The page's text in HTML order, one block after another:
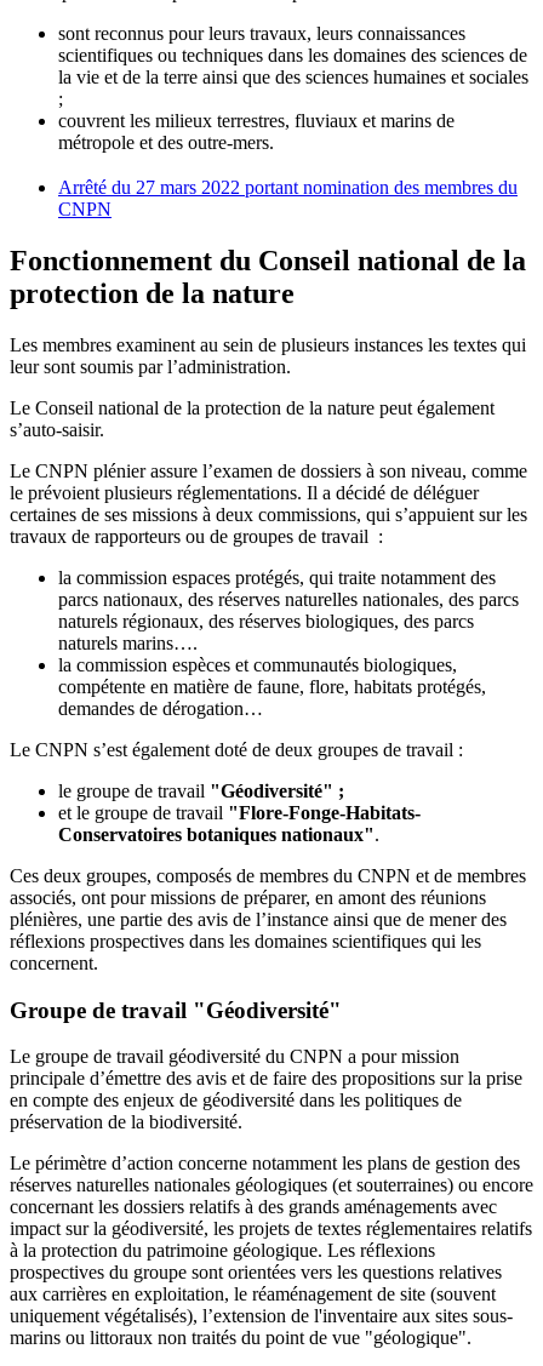
sont reconnus pour leurs travaux, leurs connaissances
scientifiques ou techniques dans les domaines des sciences de
la vie et de la terre ainsi que des sciences humaines et sociales
;
couvrent les milieux terrestres, fluviaux et marins de
métropole et des outre-mers.
Arrêté du 27 mars 2022 portant nomination des membres du
CNPN
Fonctionnement du Conseil national de la
protection de la nature
Les membres examinent au sein de plusieurs instances les textes qui
leur sont soumis par l’administration.
Le Conseil national de la protection de la nature peut également
s’auto-saisir.
Le CNPN plénier assure l’examen de dossiers à son niveau, comme
le prévoient plusieurs réglementations. Il a décidé de déléguer
certaines de ses missions à deux commissions, qui s’appuient sur les
travaux de rapporteurs ou de groupes de travail :
la commission espaces protégés, qui traite notamment des
parcs nationaux, des réserves naturelles nationales, des parcs
naturels régionaux, des réserves biologiques, des parcs
naturels marins….
la commission espèces et communautés biologiques,
compétente en matière de faune, flore, habitats protégés,
demandes de dérogation…
Le CNPN s’est également doté de deux groupes de travail :
le groupe de travail "Géodiversité" ;
et le groupe de travail "Flore-Fonge-Habitats-
Conservatoires botaniques nationaux".
Ces deux groupes, composés de membres du CNPN et de membres
associés, ont pour missions de préparer, en amont des réunions
plénières, une partie des avis de l’instance ainsi que de mener des
réflexions prospectives dans les domaines scientifiques qui les
concernent.
Groupe de travail "Géodiversité"
Le groupe de travail géodiversité du CNPN a pour mission
principale d’émettre des avis et de faire des propositions sur la prise
en compte des enjeux de géodiversité dans les politiques de
préservation de la biodiversité.
Le périmètre d’action concerne notamment les plans de gestion des
réserves naturelles nationales géologiques (et souterraines) ou encore
concernant les dossiers relatifs à des grands aménagements avec
impact sur la géodiversité, les projets de textes réglementaires relatifs
à la protection du patrimoine géologique. Les réflexions
prospectives du groupe sont orientées vers les questions relatives
aux carrières en exploitation, le réaménagement de site (souvent
uniquement végétalisés), l’extension de l'inventaire aux sites sous-
marins ou littoraux non traités du point de vue "géologique".